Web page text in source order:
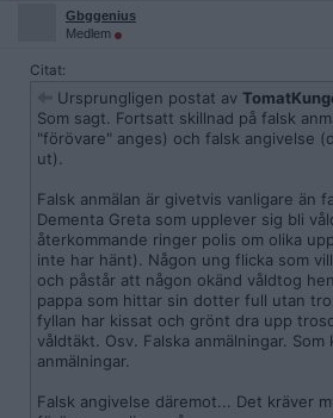
Gbggenius
Medlem
Citat:
Ursprungligen postat av
Som sagt. Fortsatt skillnad på falsk
"förövare" anges) och falsk angivelse
ut).
Falsk anmälan är givetvis vanligare än
Dementa Greta som upplever sig bli
återkommande ringer polis om olika
inte har hänt). Någon ung flicka som
och påstår att någon okänd våldtog
pappa som hittar sin dotter full utan
fyllan har kissat och grönt dra upp
våldtäkt. Osv. Falska anmälningar. Som
anmälningar.
Falsk angivelse däremot... Det kräver